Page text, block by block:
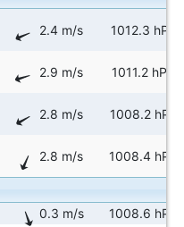
2.4 m/s 1012.3 hPa
2.9 m/s 1011.2 hPa
2.8 m/s 1008.2 hPa
2.8 m/s 1008.4 hPa
0.3 m/s 1008.6 hPa